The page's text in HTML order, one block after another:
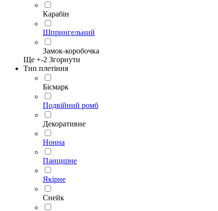
Карабін
Шпрингельний
Замок-коробочка
Ще +-2 Згорнути
Тип плетіння
Бісмарк
Подвійний ромб
Декоративне
Нонна
Панцирне
Якірне
Снейк